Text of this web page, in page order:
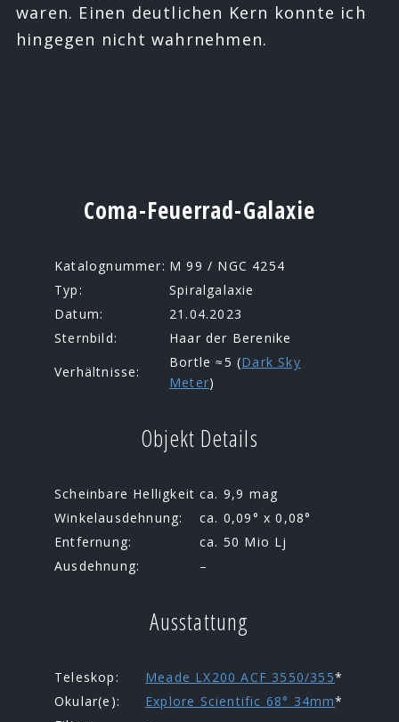
waren. Einen deutlichen Kern konnte ich
hingegen nicht wahrnehmen.
Coma-Feuerrad-Galaxie
Katalognummer: M 99 / NGC 4254
Typ:
Spiralgalaxie
Datum:
21.04.2023
Sternbild:
Haar der Berenike
Verhältnisse:
Bortle ≈5 (Dark Sky
Meter)
Objekt Details
Scheinbare Helligkeit ca. 9,9 mag
Winkelausdehnung:
ca. 0,09° x 0,08°
Entfernung:
ca. 50 Mio Lj
Ausdehnung:
–
Ausstattung
Teleskop: Meade LX200 ACF 3550/355*
Okular(e):
Explore Scientific 68° 34mm*